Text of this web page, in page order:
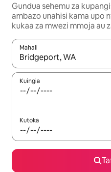
Gundua sehemu za
ambazo unahisi kama upo
kukaa za mwezi mmoja au
Mahali
Wakati matokeo
Kuingia
Kutoka